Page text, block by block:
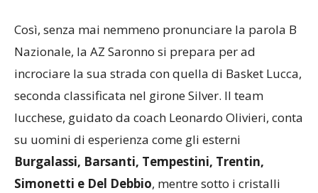
Così, senza mai nemmeno pronunciare la parola B
Nazionale, la AZ Saronno si prepara per ad
incrociare la sua strada con quella di Basket Lucca,
seconda classificata nel girone Silver. Il team
lucchese, guidato da coach Leonardo Olivieri, conta
su uomini di esperienza come gli esterni
Burgalassi, Barsanti, Tempestini, Trentin,
Simonetti e Del Debbio, mentre sotto i cristalli